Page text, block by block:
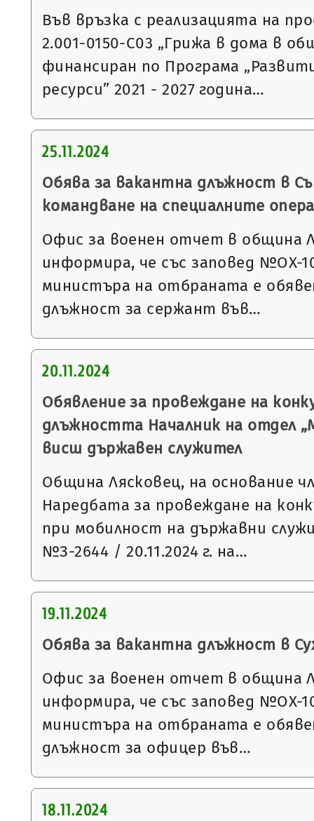
Във връзка с реализацията на
2.001-0150-С03 „Грижа в дома в
финансиран по Програма
ресурси” 2021 - 2027 година…
25.11.2024
Обява за вакантна длъжност в
командване на специалните
Офис за военен отчет в община
информира, че със заповед №ОХ-
министъра на отбраната е
длъжност за сержант във…
20.11.2024
Обявление за провеждане на
длъжността Началник на отдел
висш държавен служител
Община Лясковец, на основание
Наредбата за провеждане на
при мобилност на държавни
№З-2644 / 20.11.2024 г. на…
19.11.2024
Обява за вакантна длъжност в
Офис за военен отчет в община
информира, че със заповед №ОХ-
министъра на отбраната е
длъжност за офицер във…
18.11.2024